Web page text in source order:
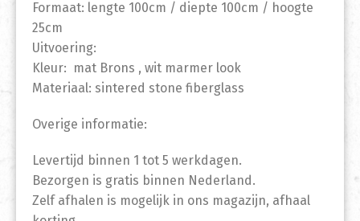
Formaat: lengte 100cm / diepte 100cm / hoogte
25cm
Uitvoering:
Kleur: mat Brons , wit marmer look
Materiaal: sintered stone fiberglass
Overige informatie:
Levertijd binnen 1 tot 5 werkdagen.
Bezorgen is gratis binnen Nederland.
Zelf afhalen is mogelijk in ons magazijn, afhaal